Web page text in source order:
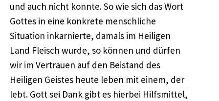
und auch nicht konnte. So wie sich das Wort
Gottes in eine konkrete menschliche
Situation inkarnierte, damals im Heiligen
Land Fleisch wurde, so können und dürfen
wir im Vertrauen auf den Beistand des
Heiligen Geistes heute leben mit einem, der
lebt. Gott sei Dank gibt es hierbei Hilfsmittel,